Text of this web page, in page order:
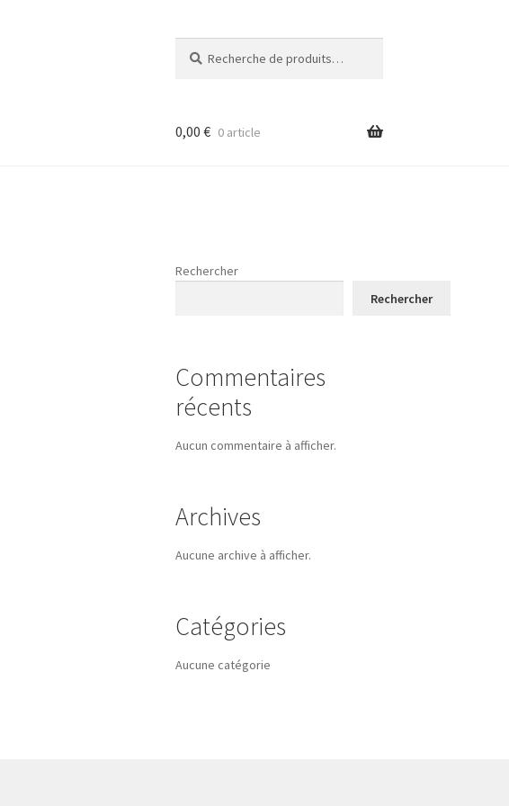
pour :
0,00 € 0 article
Rechercher
Rechercher
Commentaires
récents
Aucun commentaire à afficher.
Archives
Aucune archive à afficher.
Catégories
Aucune catégorie